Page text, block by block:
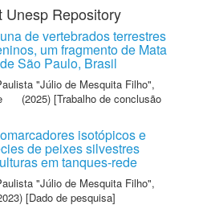
Unesp Repository
de vertebrados terrestres
um fragmento de Mata
São Paulo, Brasil
"Júlio de Mesquita Filho",
(2025) [Trabalho de conclusão
isotópicos e
de peixes silvestres
em tanques-rede
"Júlio de Mesquita Filho",
[Dado de pesquisa]